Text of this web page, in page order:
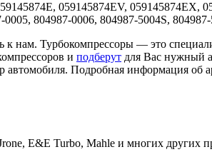
059145874EV, 059145874EX,
804987-0006, 804987-5004S,
к нам. Турбокомпрессоры — это
и подберут для Вас нужный
Подробная информация об
E&E Turbo, Mahle и многих других